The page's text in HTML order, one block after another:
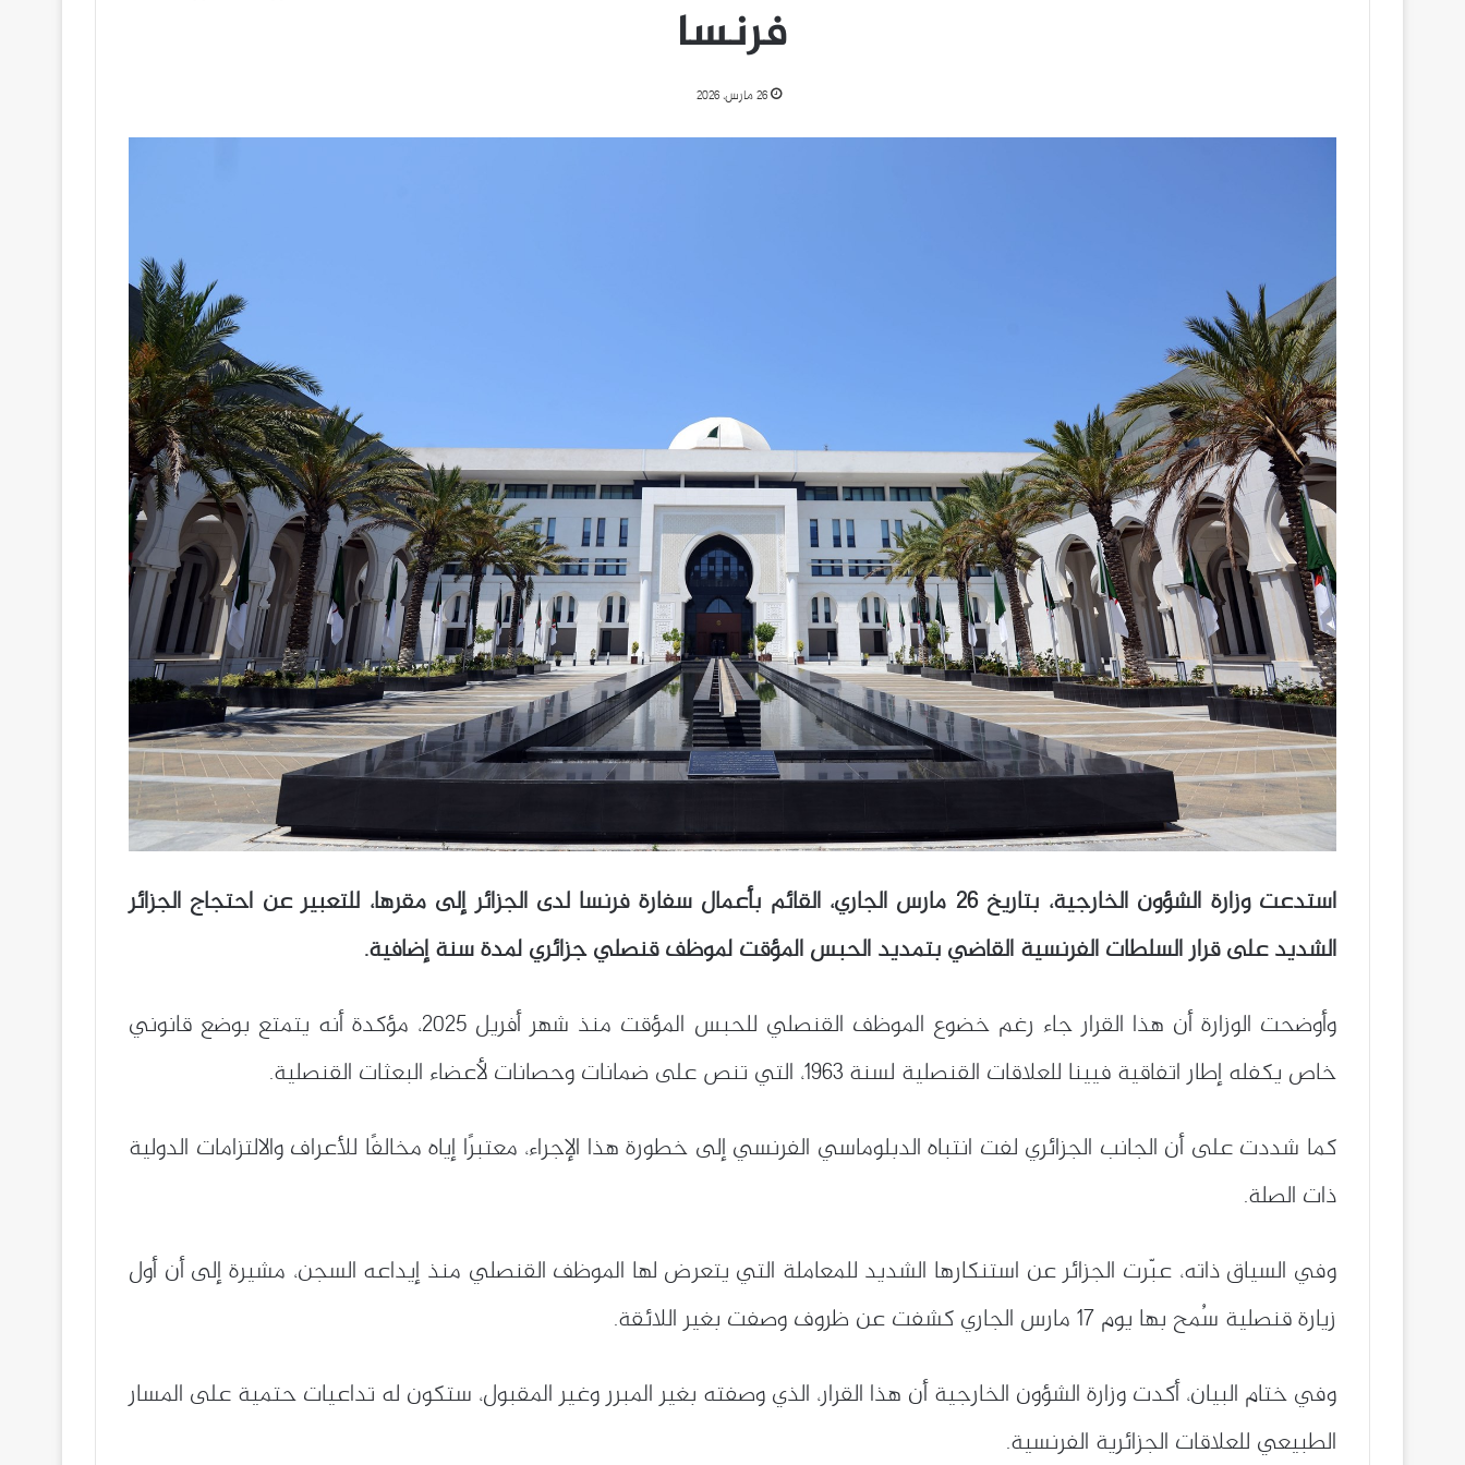
فرنسا
26 مارس، 2026
استدعت وزارة الشؤون الخارجية، بتاريخ 26 مارس الجاري، القائم بأعمال سفارة فرنسا لدى الجزائر إلى مقرها، للتعبير عن احتجاج الجزائر
الشديد على قرار السلطات الفرنسية القاضي بتمديد الحبس المؤقت لموظف قنصلي جزائري لمدة سنة إضافية.
وأوضحت الوزارة أن هذا القرار جاء رغم خضوع الموظف القنصلي للحبس المؤقت منذ شهر أفريل 2025، مؤكدة أنه يتمتع بوضع قانوني
خاص يكفله إطار اتفاقية فيينا للعلاقات القنصلية لسنة 1963، التي تنص على ضمانات وحصانات لأعضاء البعثات القنصلية.
كما شددت على أن الجانب الجزائري لفت انتباه الدبلوماسي الفرنسي إلى خطورة هذا الإجراء، معتبرًا إياه مخالفًا للأعراف والالتزامات الدولية
ذات الصلة.
وفي السياق ذاته، عبّرت الجزائر عن استنكارها الشديد للمعاملة التي يتعرض لها الموظف القنصلي منذ إيداعه السجن، مشيرة إلى أن أول
زيارة قنصلية سُمح بها يوم 17 مارس الجاري كشفت عن ظروف وصفت بغير اللائقة.
وفي ختام البيان، أكدت وزارة الشؤون الخارجية أن هذا القرار، الذي وصفته بغير المبرر وغير المقبول، ستكون له تداعيات حتمية على المسار
الطبيعي للعلاقات الجزائرية الفرنسية.